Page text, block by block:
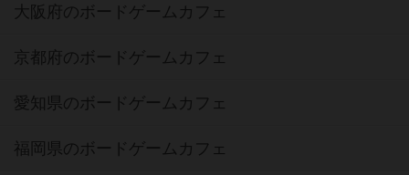
大阪府のボードゲームカフェ
京都府のボードゲームカフェ
愛知県のボードゲームカフェ
福岡県のボードゲームカフェ